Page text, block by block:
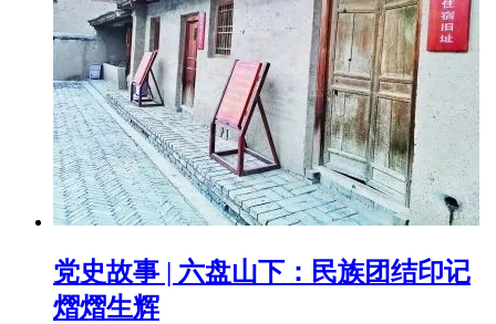
党史故事 | 六盘山下：民族团结印记
熠熠生辉